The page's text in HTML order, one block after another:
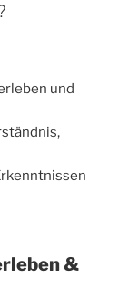
und
&